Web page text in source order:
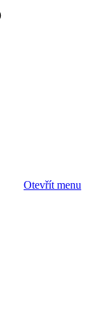
Otevřít menu